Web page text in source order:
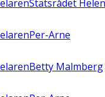
Statsrådet
Per-Arne
Betty Malmberg